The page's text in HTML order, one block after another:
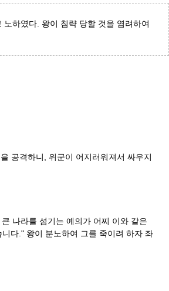
하였다. 왕이 침략 당할 것을 염려하여
공격하니, 위군이 어지러워져서 싸우지
나라를 섬기는 예의가 어찌 이와 같은
다." 왕이 분노하여 그를 죽이려 하자 좌